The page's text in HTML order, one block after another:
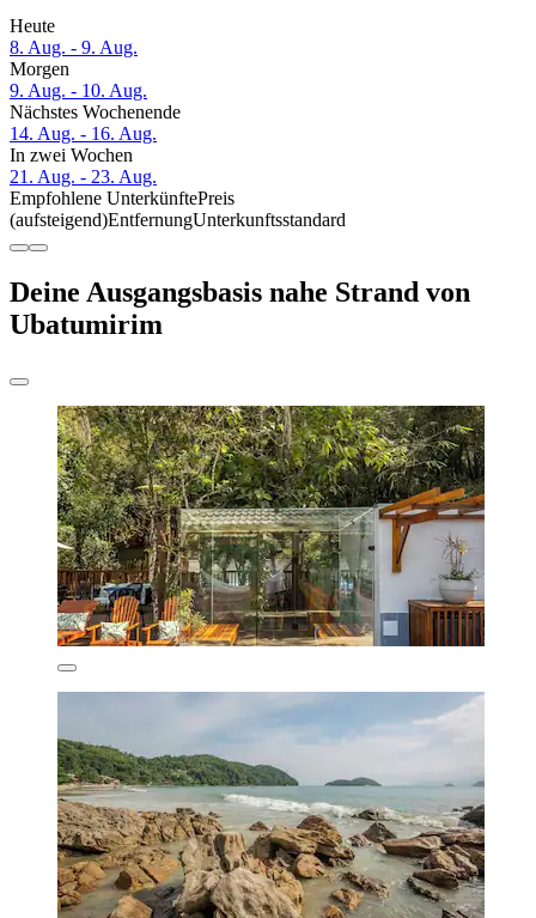
Heute
8. Aug. - 9. Aug.
Morgen
9. Aug. - 10. Aug.
Nächstes Wochenende
14. Aug. - 16. Aug.
In zwei Wochen
21. Aug. - 23. Aug.
Empfohlene UnterkünftePreis
(aufsteigend)EntfernungUnterkunftsstandard
Deine Ausgangsbasis nahe Strand von
Ubatumirim